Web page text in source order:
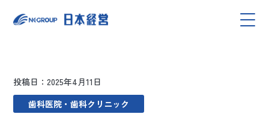
投稿日：2025年4月11日
歯科医院・歯科クリニック